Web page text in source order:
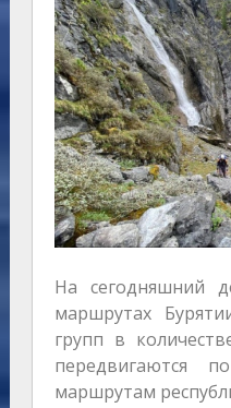
На сегодняшний
маршрутах
групп в
маршрутам